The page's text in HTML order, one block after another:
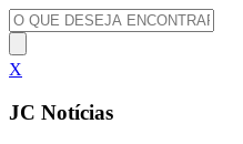
X
JC Notícias